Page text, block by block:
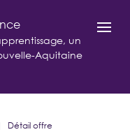
un
Aquitaine
Détail offre